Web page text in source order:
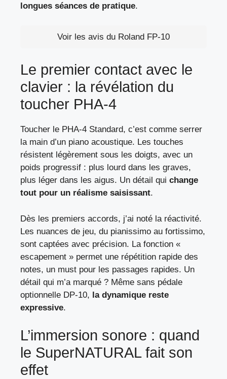
longues séances de pratique.
Voir les avis du Roland FP-10
Le premier contact avec le
clavier : la révélation du
toucher PHA-4
Toucher le PHA-4 Standard, c’est comme serrer
la main d’un piano acoustique. Les touches
résistent légèrement sous les doigts, avec un
poids progressif : plus lourd dans les graves,
plus léger dans les aigus. Un détail qui change
tout pour un réalisme saisissant.
Dès les premiers accords, j’ai noté la réactivité.
Les nuances de jeu, du pianissimo au fortissimo,
sont captées avec précision. La fonction «
escapement » permet une répétition rapide des
notes, un must pour les passages rapides. Un
détail qui m’a marqué ? Même sans pédale
optionnelle DP-10, la dynamique reste
expressive.
L’immersion sonore : quand
le SuperNATURAL fait son
effet